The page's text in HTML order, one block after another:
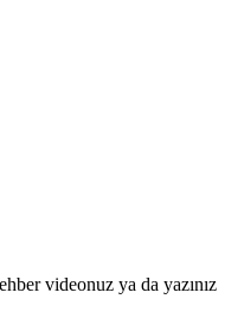
videonuz ya da yazınız